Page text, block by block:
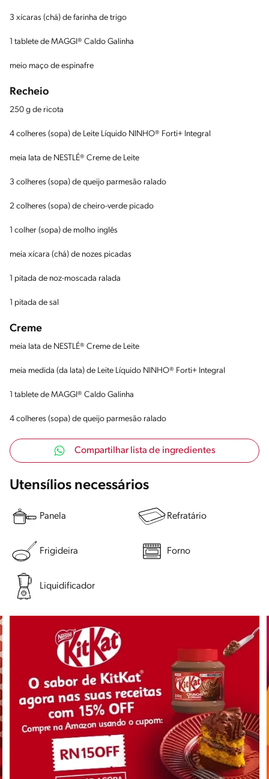
3 xícaras (chá) de farinha de trigo
1 tablete de MAGGI® Caldo Galinha
meio maço de espinafre
Recheio
250 g de ricota
4 colheres (sopa) de Leite Líquido NINHO® Forti+ Integral
meia lata de NESTLÉ® Creme de Leite
3 colheres (sopa) de queijo parmesão ralado
2 colheres (sopa) de cheiro-verde picado
1 colher (sopa) de molho inglês
meia xícara (chá) de nozes picadas
1 pitada de noz-moscada ralada
1 pitada de sal
Creme
meia lata de NESTLÉ® Creme de Leite
meia medida (da lata) de Leite Líquido NINHO® Forti+ Integral
1 tablete de MAGGI® Caldo Galinha
4 colheres (sopa) de queijo parmesão ralado
Compartilhar lista de ingredientes
Utensílios necessários
Panela Refratário
Frigideira Forno
Liquidificador